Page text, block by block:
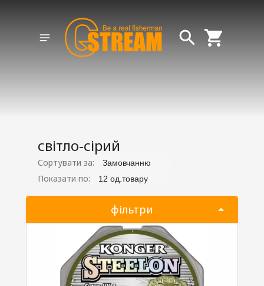
світло-сірий
Сортувати за: Замовчанню
Показати по: 12 од.товару
фільтри